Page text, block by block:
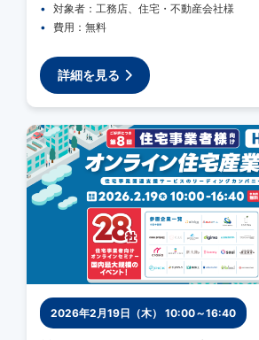
対象者：工務店、住宅・不動産会社様
費用：無料
詳細を見る
2026年2月19日（木） 10:00～16:40